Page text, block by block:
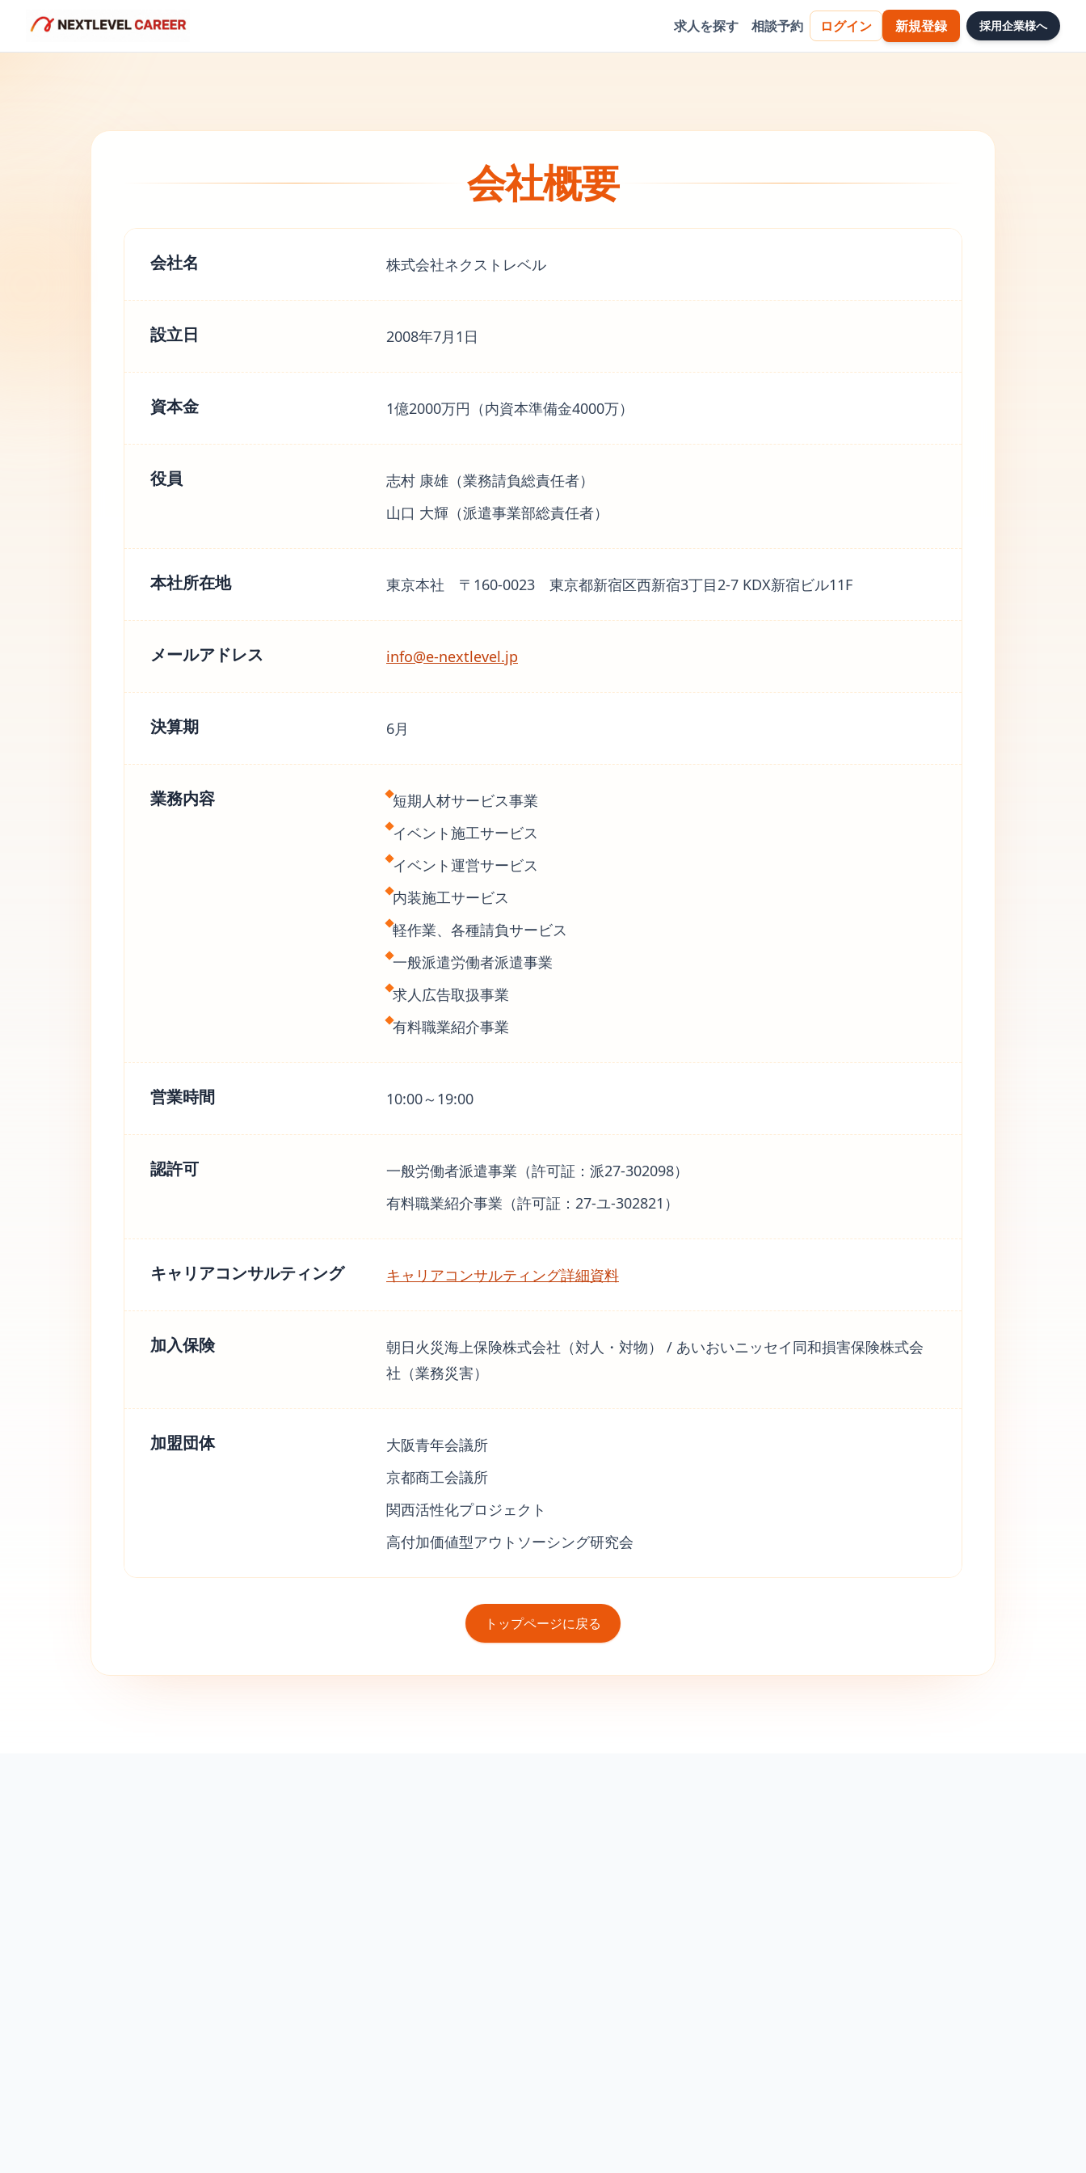
求人を探す 相談予約 ログイン 新規登録 採用企業様へ
会社概要
会社名 株式会社ネクストレベル
設立日 2008年7月1日
資本金 1億2000万円（内資本準備金4000万）
役員
志村 康雄（業務請負総責任者）
山口 大輝（派遣事業部総責任者）
本社所在地 東京本社 〒160-0023 東京都新宿区西新宿3丁目2-7 KDX新宿ビル11F
メールアドレス info@e-nextlevel.jp
決算期 6月
業務内容
短期人材サービス事業
イベント施工サービス
イベント運営サービス
内装施工サービス
軽作業、各種請負サービス
一般派遣労働者派遣事業
求人広告取扱事業
有料職業紹介事業
営業時間 10:00～19:00
認許可
一般労働者派遣事業（許可証：派27-302098）
有料職業紹介事業（許可証：27-ユ-302821）
キャリアコンサルティング キャリアコンサルティング詳細資料
加入保険
朝日火災海上保険株式会社（対人・対物） / あいおいニッセイ同和損害保険株式会
社（業務災害）
加盟団体
大阪青年会議所
京都商工会議所
関西活性化プロジェクト
高付加価値型アウトソーシング研究会
トップページに戻る